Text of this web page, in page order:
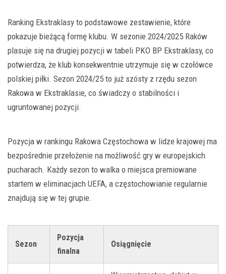
Ranking Ekstraklasy to podstawowe zestawienie, które
pokazuje bieżącą formę klubu. W sezonie 2024/2025 Raków
plasuje się na drugiej pozycji w tabeli PKO BP Ekstraklasy, co
potwierdza, że klub konsekwentnie utrzymuje się w czołówce
polskiej piłki. Sezon 2024/25 to już szósty z rzędu sezon
Rakowa w Ekstraklasie, co świadczy o stabilności i
ugruntowanej pozycji.
Pozycja w rankingu Rakowa Częstochowa w lidze krajowej ma
bezpośrednie przełożenie na możliwość gry w europejskich
pucharach. Każdy sezon to walka o miejsca premiowane
startem w eliminacjach UEFA, a częstochowianie regularnie
znajdują się w tej grupie.
Sezon
Pozycja
finalna
Osiągnięcie